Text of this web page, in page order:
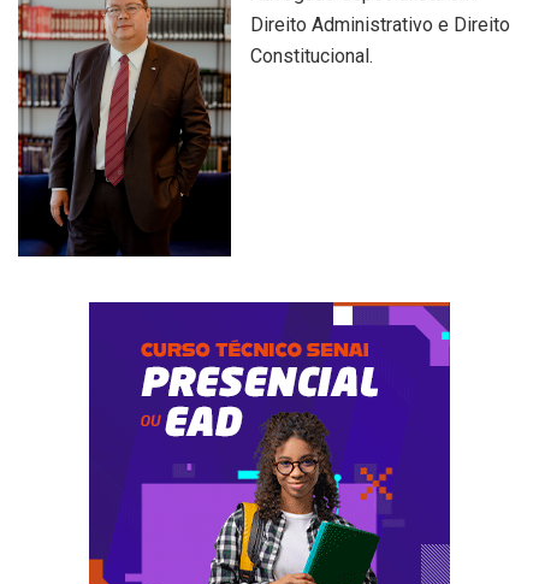
Direito Administrativo e Direito
Constitucional.